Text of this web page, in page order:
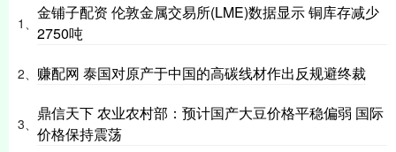
1、
金铺子配资 伦敦金属交易所(LME)数据显示 铜库存减少
2750吨
2、 赚配网 泰国对原产于中国的高碳线材作出反规避终裁
3、
鼎信天下 农业农村部：预计国产大豆价格平稳偏弱 国际
价格保持震荡